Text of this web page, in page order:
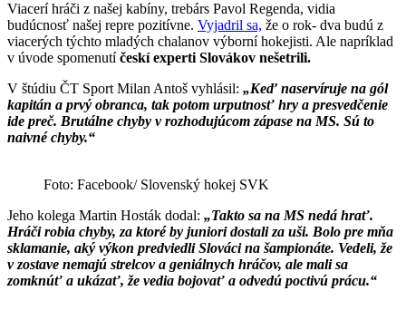
Viacerí hráči z našej kabíny, trebárs Pavol Regenda, vidia
budúcnosť našej repre pozitívne. Vyjadril sa, že o rok- dva budú z
viacerých týchto mladých chalanov výborní hokejisti. Ale napríklad
v úvode spomenutíčeskí experti Slovákov nešetrili.
V štúdiu ČT Sport Milan Antoš vyhlásil: „Keď naservíruje na gól
kapitán a prvý obranca, tak potom urputnosť hry a presvedčenie
ide preč. Brutálne chyby v rozhodujúcom zápase na MS. Sú to
naivné chyby.“
Foto: Facebook/ Slovenský hokej SVK
Jeho kolega Martin Hosták dodal: „Takto sa na MS nedá hrať.
Hráči robia chyby, za ktoré by juniori dostali za uši. Bolo pre mňa
sklamanie, aký výkon predviedli Slováci na šampionáte. Vedeli, že
v zostave nemajú strelcov a geniálnych hráčov, ale mali sa
zomknúť a ukázať, že vedia bojovať a odvedú poctivú prácu.“